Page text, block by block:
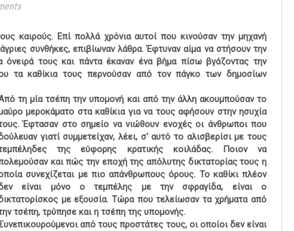
καιρούς. Επί πολλά χρόνια αυτοί που κινούσαν την μηχανή
συνθήκες, επιβίωναν λάθρα. Έφτυναν αίμα να στήσουν την
τους και πάντα έκαναν ένα βήμα πίσω βγάζοντας την
τα καθίκια τους περνούσαν από τον πάγκο των δημοσίων
τη μία τσέπη την υπομονή και από την άλλη ακουμπούσαν το
μεροκάματο στα καθίκια για να τους αφήσουν στην ησυχία
Έφτασαν στο σημείο να νιώθουν ενοχές οι άνθρωποι που
γιατί συμμετείχαν, λέει, σ' αυτό το αλισβερίσι με τους
της εύφορης κρατικής κοιλάδας. Ποιον να
και πώς την εποχή της απόλυτης δικτατορίας τους η
συνεχίζεται με πιο απάνθρωπους όρους. Το καθίκι πλέον
είναι μόνο ο τεμπέλης με την σφραγίδα, είναι ο
με εξουσία. Τώρα που τελείωσαν τα χρήματα από
τσέπη, τρύπησε και η τσέπη της υπομονής.
από τους προστάτες τους, οι οποίοι δεν είναι